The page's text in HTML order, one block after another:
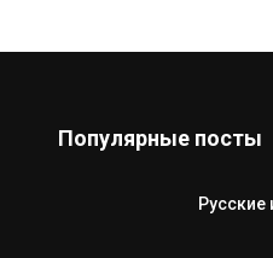
Популярные посты